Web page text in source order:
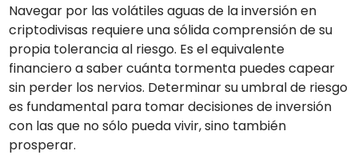
Navegar por las volátiles aguas de la inversión en
criptodivisas requiere una sólida comprensión de su
propia tolerancia al riesgo. Es el equivalente
financiero a saber cuánta tormenta puedes capear
sin perder los nervios. Determinar su umbral de riesgo
es fundamental para tomar decisiones de inversión
con las que no sólo pueda vivir, sino también
prosperar.